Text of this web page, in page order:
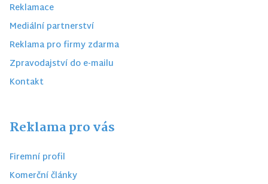
Reklamace
Mediální partnerství
Reklama pro firmy zdarma
Zpravodajství do e-mailu
Kontakt
Reklama pro vás
Firemní profil
Komerční články